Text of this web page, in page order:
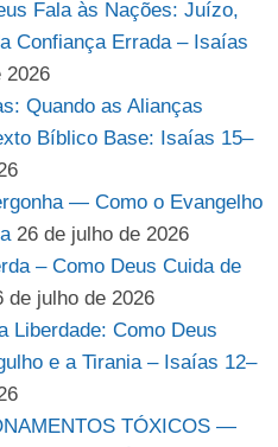
Fala às Nações: Juízo,
Confiança Errada – Isaías
2026
Quando as Alianças
Bíblico Base: Isaías 15–
— Como o Evangelho
26 de julho de 2026
– Como Deus Cuida de
de julho de 2026
Liberdade: Como Deus
e a Tirania – Isaías 12–
TÓXICOS —